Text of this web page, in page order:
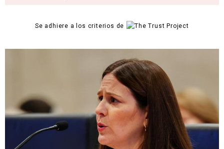
Se adhiere a los criterios de